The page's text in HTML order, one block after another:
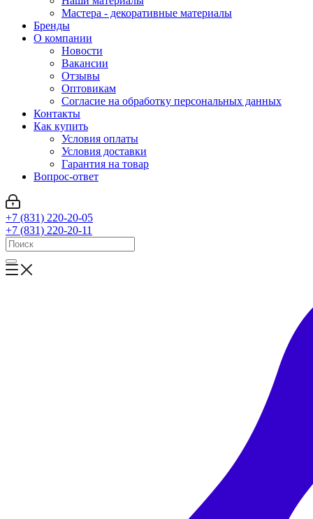
Мастера - декоративные материалы
Бренды
О компании
Новости
Вакансии
Отзывы
Оптовикам
Cогласие на обработку персональных данных
Контакты
Как купить
Условия оплаты
Условия доставки
Гарантия на товар
Вопрос-ответ
+7 (831) 220-20-05
+7 (831) 220-20-11